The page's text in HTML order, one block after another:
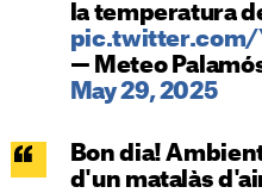
la temperatura
pic.twitter.com/
— Meteo
May 29, 2025
Bon dia!
d'un matalàs